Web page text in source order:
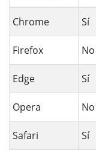
Chrome Sí
Firefox No
Edge Sí
Opera No
Safari Sí